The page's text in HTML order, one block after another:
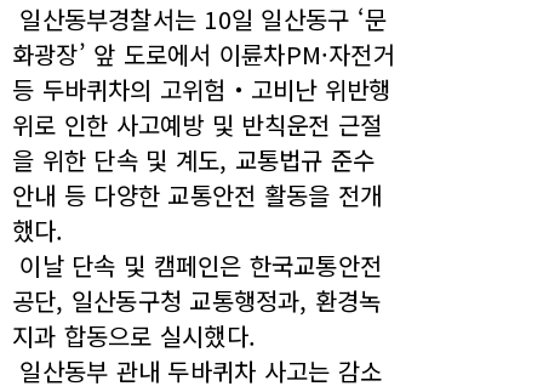
일산동부경찰서는 10일 일산동구 ‘문
화광장’ 앞 도로에서 이륜차PM·자전거
등 두바퀴차의 고위험‧고비난 위반행
위로 인한 사고예방 및 반칙운전 근절
을 위한 단속 및 계도, 교통법규 준수
안내 등 다양한 교통안전 활동을 전개
했다.
이날 단속 및 캠페인은 한국교통안전
공단, 일산동구청 교통행정과, 환경녹
지과 합동으로 실시했다.
일산동부 관내 두바퀴차 사고는 감소